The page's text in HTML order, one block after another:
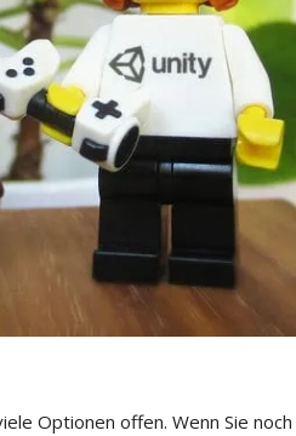
Optionen offen. Wenn Sie